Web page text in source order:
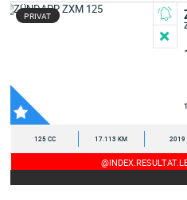
PRIVAT
125 CC 17.113 KM 2019